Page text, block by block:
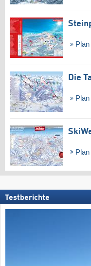
Plan
Die
Plan
Plan
Testberichte